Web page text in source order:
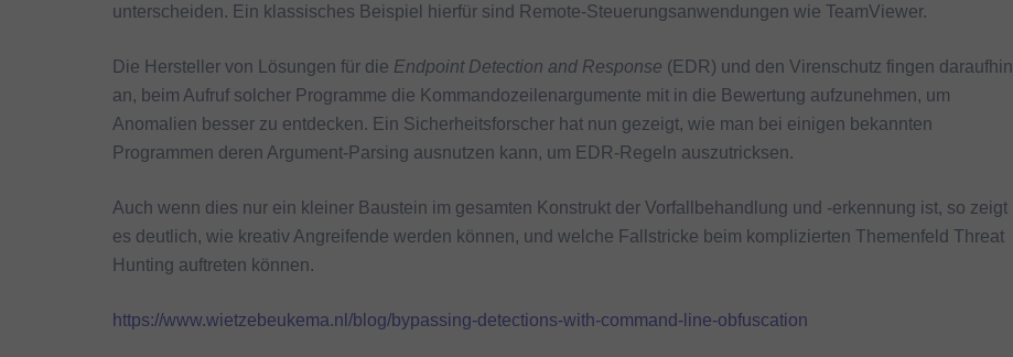
unterscheiden. Ein klassisches Beispiel hierfür sind Remote-Steuerungsanwendungen wie TeamViewer.
Die Hersteller von Lösungen für die Endpoint Detection and Response (EDR) und den Virenschutz fingen daraufhin
an, beim Aufruf solcher Programme die Kommandozeilenargumente mit in die Bewertung aufzunehmen, um
Anomalien besser zu entdecken. Ein Sicherheitsforscher hat nun gezeigt, wie man bei einigen bekannten
Programmen deren Argument-Parsing ausnutzen kann, um EDR-Regeln auszutricksen.
Auch wenn dies nur ein kleiner Baustein im gesamten Konstrukt der Vorfallbehandlung und -erkennung ist, so zeigt
es deutlich, wie kreativ Angreifende werden können, und welche Fallstricke beim komplizierten Themenfeld Threat
Hunting auftreten können.
https://www.wietzebeukema.nl/blog/bypassing-detections-with-command-line-obfuscation